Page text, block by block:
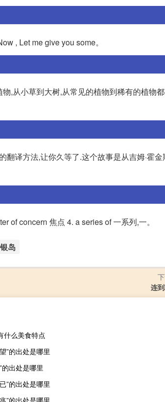
, Let me give you some。
,从小草到大树,从常见的植物到稀有的植物都
译方法,让你久等了.这个故事是从吉姆·霍
of concern 焦点 4. a series of 一系列,一。
岛
连
什么美食特点
”的出处是哪里
的出处是哪里
”的出处是哪里
”的出处是哪里